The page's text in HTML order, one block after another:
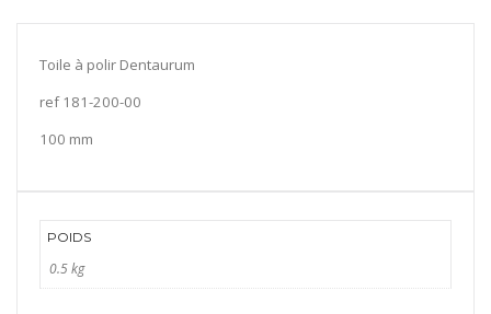
200-
Toile à polir Dentaurum
ref 181-200-00
100 mm
POIDS
0.5 kg